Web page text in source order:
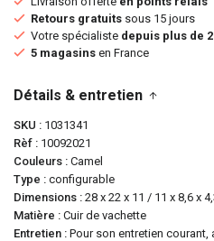
Retours gratuits sous 15 jours
Votre spécialiste depuis plus de
5 magasins en France
Détails & entretien
SKU
1031341
Rèf
10092021
Couleurs Camel
Type
configurable
Dimensions 28 x 22 x 11 / 11 x 8,6 x
Matière
Cuir de vachette
Entretien Pour son entretien